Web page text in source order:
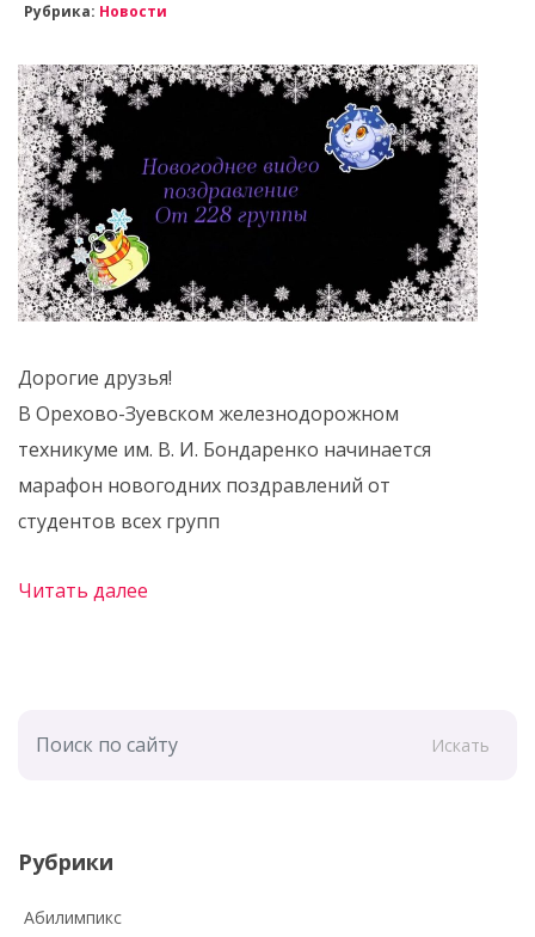
Рубрика: Новости
Дорогие друзья!
В Орехово-Зуевском железнодорожном
техникуме им. В. И. Бондаренко начинается
марафон новогодних поздравлений от
студентов всех групп
Читать далее
Искать
Рубрики
Абилимпикс